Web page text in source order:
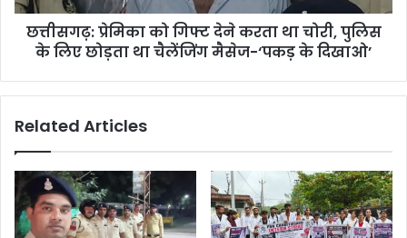
पुलिस
मैसेज-‘पकड़
छत्तीसगढ़: प्रेमिका को गिफ्ट देने करता था चोरी, पुलिस
के लिए छोड़ता था चैलेंजिंग मैसेज-‘पकड़ के दिखाओ’
Related Articles